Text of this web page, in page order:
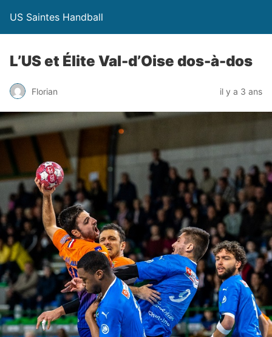
US Saintes Handball
L’US et Élite Val-d’Oise dos-à-dos
Florian il y a 3 ans